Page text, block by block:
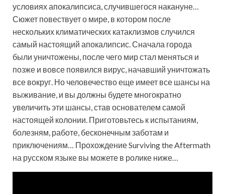
условиях апокалипсиса, случившегося накануне…
Сюжет повествует о мире, в котором после
нескольких климатических катаклизмов случился
самый настоящий апокалипсис. Сначала города
были уничтожены, после чего мир стал меняться и
позже и вовсе появился вирус, начавший уничтожать
все вокруг. Но человечество еще имеет все шансы на
выживание, и вы должны будете многократно
увеличить эти шансы, став основателем самой
настоящей колонии. Приготовьтесь к испытаниям,
болезням, работе, бесконечным заботам и
приключениям… Прохождение Surviving the Aftermath
на русском языке вы можете в ролике ниже…